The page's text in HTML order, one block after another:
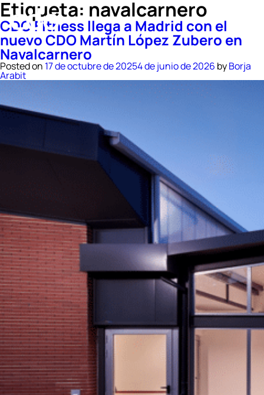
Etiqueta: navalcarnero
CDO Fitness llega a Madrid con el
nuevo CDO Martín López Zubero en
Navalcarnero
Posted on 17 de octubre de 20254 de junio de 2026 byBorja
Arabit